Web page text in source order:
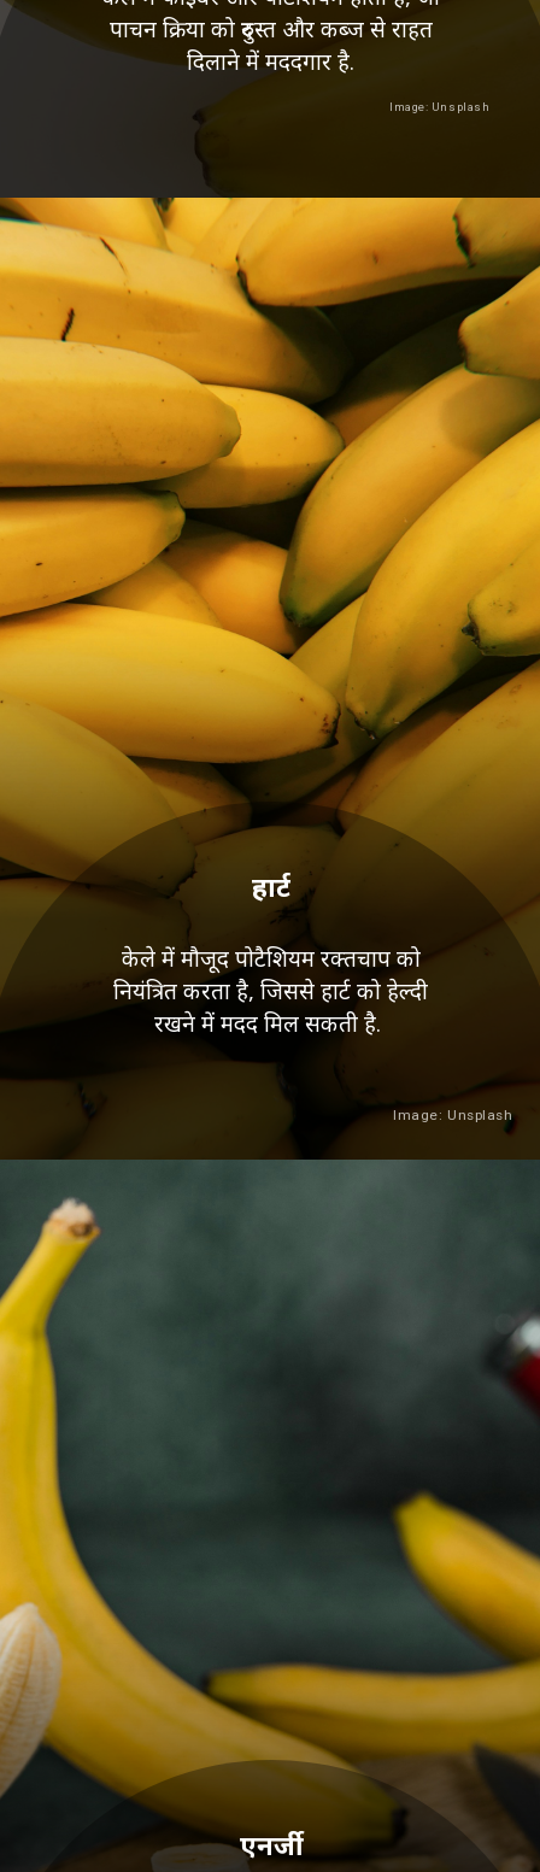
पाचन क्रिया को दुरुस्त और कब्ज से राहत
दिलाने में मददगार है.
Image: Unsplash
केले में मौजूद पोटैशियम रक्तचाप को
नियंत्रित करता है, जिससे हार्ट को हेल्दी
रखने में मदद मिल सकती है.
हार्ट
Image: Unsplash
एनर्जी